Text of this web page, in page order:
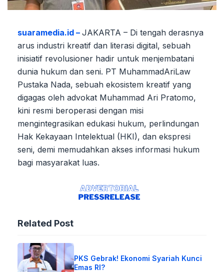
suaramedia.id – JAKARTA – Di tengah derasnya
arus industri kreatif dan literasi digital, sebuah
inisiatif revolusioner hadir untuk menjembatani
dunia hukum dan seni. PT MuhammadAriLaw
Pustaka Nada, sebuah ekosistem kreatif yang
digagas oleh advokat Muhammad Ari Pratomo,
kini resmi beroperasi dengan misi
mengintegrasikan edukasi hukum, perlindungan
Hak Kekayaan Intelektual (HKI), dan ekspresi
seni, demi memudahkan akses informasi hukum
bagi masyarakat luas.
Related Post
PKS Gebrak! Ekonomi Syariah Kunci
Emas RI?